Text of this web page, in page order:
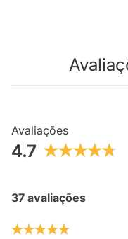
Avaliações
4.7
37 avaliações